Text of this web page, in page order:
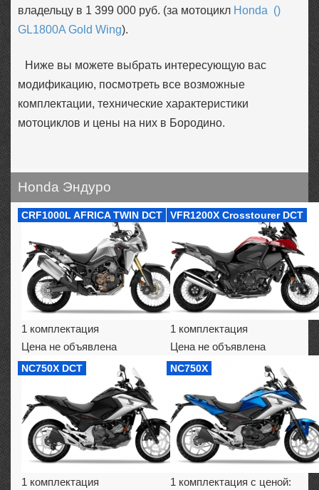
владельцу в 1 399 000 руб. (за мотоцикл Honda ()
GL1800A Gold Wing).
Ниже вы можете выбрать интересующую вас
модификацию, посмотреть все возможные
комплектации, технические характеристики
мотоциклов и цены на них в Бородино.
Honda Эндуро
CRF1000L AFRICA TWIN DCT
1 комплектация
Цена не объявлена
VFR1200X Crosstourer DCT
1 комплектация
Цена не объявлена
NC750X DCT
1 комплектация
NC750X
1 комплектация с ценой: